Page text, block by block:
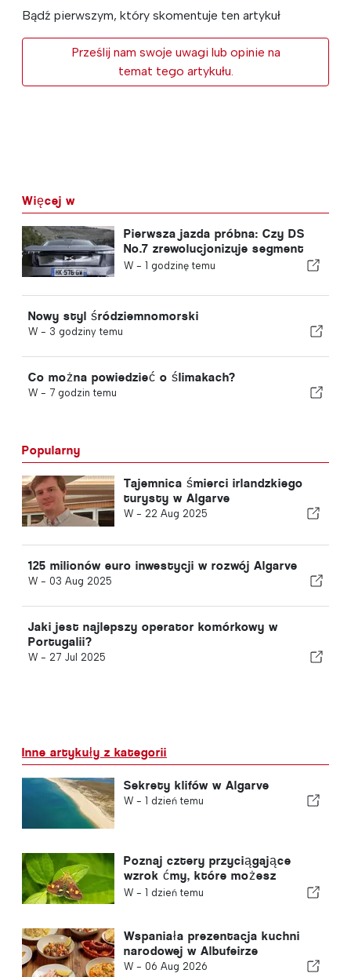
Bądź pierwszym, który skomentuje ten artykuł
Prześlij nam swoje uwagi lub opinie na
temat tego artykułu.
Więcej w
Pierwsza jazda próbna: Czy DS
No.7 zrewolucjonizuje segment
samochodów elektrycznych?
W - 1 godzinę temu
Nowy styl śródziemnomorski
W - 3 godziny temu
Co można powiedzieć o ślimakach?
W - 7 godzin temu
Popularny
Tajemnica śmierci irlandzkiego
turysty w Algarve
W - 22 Aug 2025
125 milionów euro inwestycji w rozwój Algarve
W - 03 Aug 2025
Jaki jest najlepszy operator komórkowy w
Portugalii?
W - 27 Jul 2025
Inne artykuły z kategorii
Sekrety klifów w Algarve
W - 1 dzień temu
Poznaj cztery przyciągające
wzrok ćmy, które możesz
spotkać w swoim ogrodzie
W - 1 dzień temu
Wspaniała prezentacja kuchni
narodowej w Albufeirze
W - 06 Aug 2026